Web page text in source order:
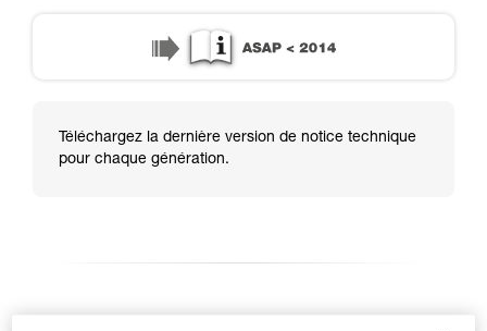
Téléchargez la dernière version de notice technique
pour chaque génération.